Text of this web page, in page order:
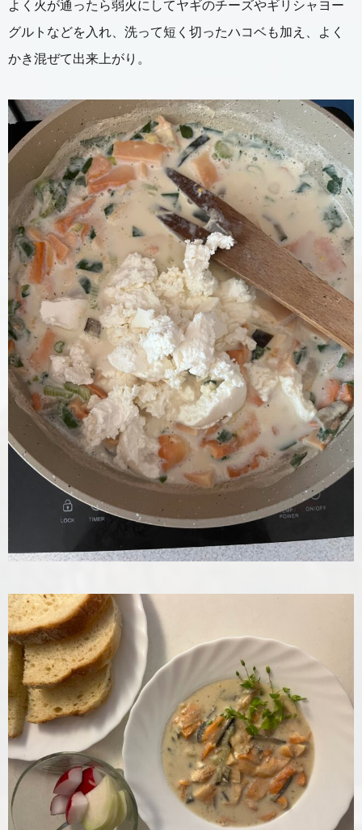
よく火が通ったら弱火にしてヤギのチーズやギリシャヨー
グルトなどを入れ、洗って短く切ったハコベも加え、よく
かき混ぜて出来上がり。